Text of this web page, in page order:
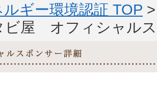
ルギー環境認証 TOP
ビ屋 オフィシャル